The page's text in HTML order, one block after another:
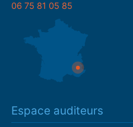
06 75 81 05 85
Espace auditeurs